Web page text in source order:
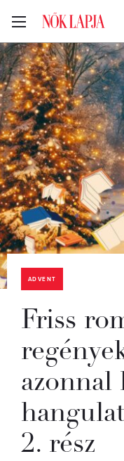
ADVENT
Friss
azonnal
2. rész